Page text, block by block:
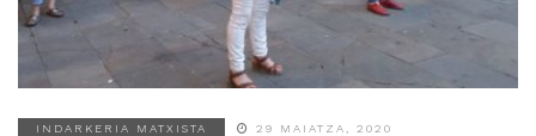
INDARKERIA MATXISTA 29 MAIATZA, 2020